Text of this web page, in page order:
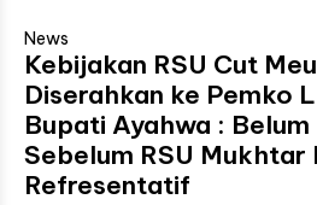
News
Kebijakan RSU Cut
Diserahkan ke Pemko
Bupati Ayahwa :
Sebelum RSU Mukhtar
Refresentatif